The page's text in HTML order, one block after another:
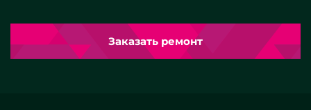
Заказать ремонт